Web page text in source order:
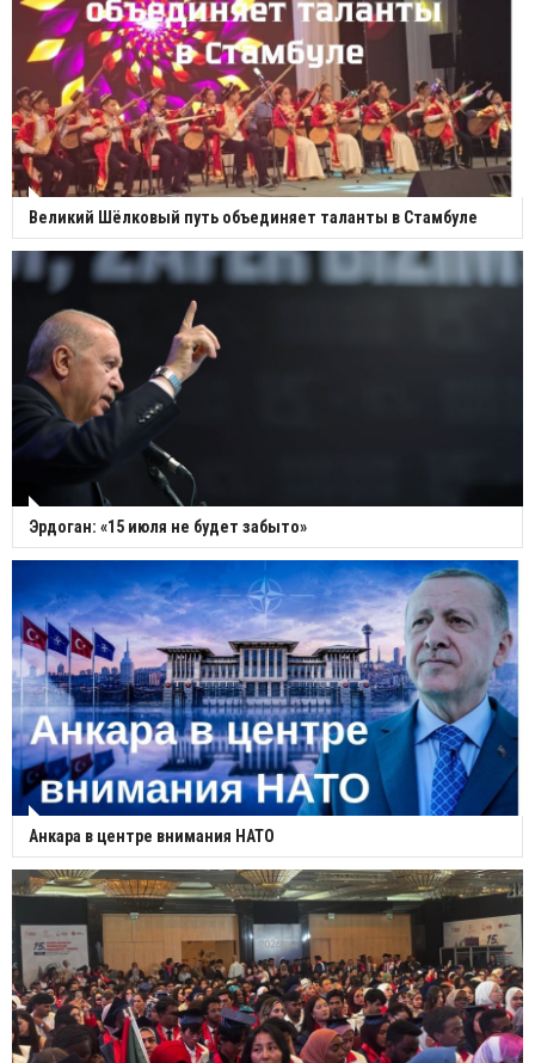
Великий Шёлковый путь объединяет таланты в Стамбуле
Эрдоган: «15 июля не будет забыто»
Анкара в центре внимания НАТО